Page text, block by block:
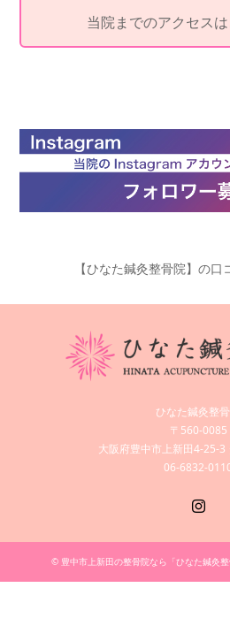
当院までのアクセス
【ひなた鍼灸整骨院】の口
ひなた鍼灸整
〒560-0085
大阪府豊中市上新田4-25-3
06-6832-
© 豊中市上新田の整骨院なら「ひなた鍼灸整